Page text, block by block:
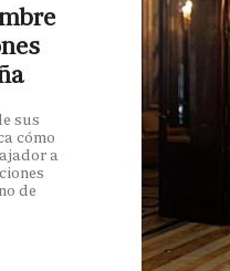
sus
cómo
a
de